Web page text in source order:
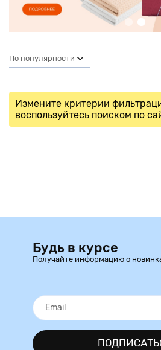
По популярности
Измените критерии
воспользуйтесь поиском по
Будь в курсе
Получайте информацию о